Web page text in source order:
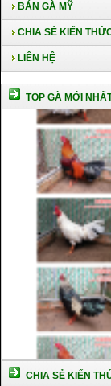
BÁN GÀ MỸ
CHIA SẺ KIẾN
LIÊN HỆ
TOP GÀ MỚI
CHIA SẺ KIẾN